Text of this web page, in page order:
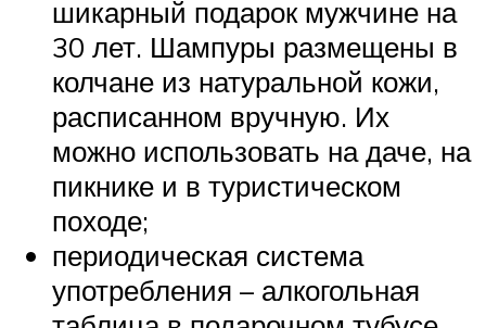
шикарный подарок мужчине на
30 лет. Шампуры размещены в
колчане из натуральной кожи,
расписанном вручную. Их
можно использовать на даче, на
пикнике и в туристическом
походе;
периодическая система
употребления – алкогольная